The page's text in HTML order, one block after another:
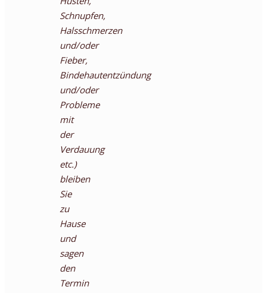
Schnupfen,
Halsschmerzen
und/oder
Fieber,
Bindehautentzündung
und/oder
Probleme
mit
der
Verdauung
etc.)
bleiben
Sie
zu
Hause
und
sagen
den
Termin